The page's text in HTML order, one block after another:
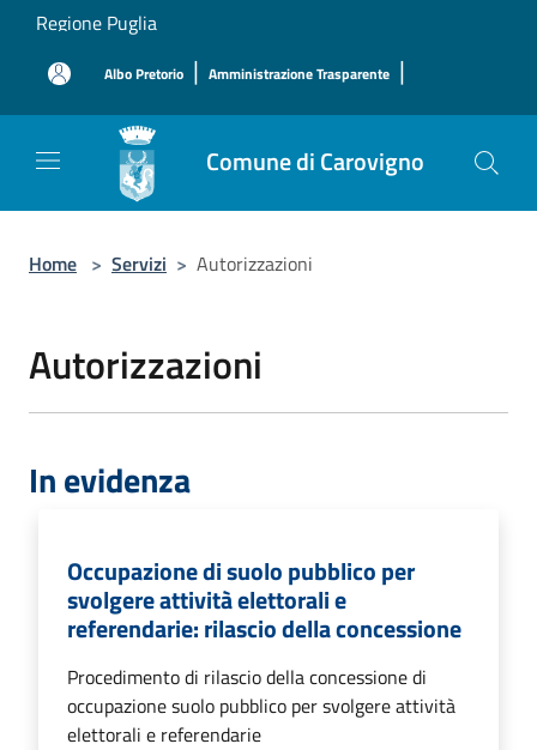
Salta al contenuto principale
Regione Puglia
Albo Pretorio | Amministrazione Trasparente |
Comune di Carovigno
Home > Servizi > Autorizzazioni
Autorizzazioni
In evidenza
Occupazione di suolo pubblico per
svolgere attività elettorali e
referendarie: rilascio della concessione
Procedimento di rilascio della concessione di
occupazione suolo pubblico per svolgere attività
elettorali e referendarie